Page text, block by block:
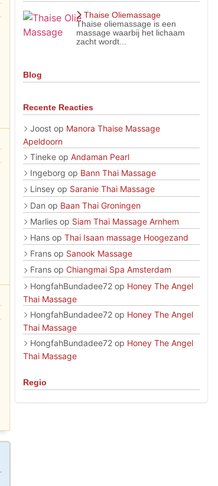
Thaise Oliemassage
Thaise oliemassage is een
massage waarbij het lichaam
zacht wordt...
Blog
Recente Reacties
Joostop Manora Thaise Massage
Apeldoorn
Tinekeop Andaman Pearl
Ingeborg op Bann Thai Massage
Linsey op Saranie Thai Massage
Dan op Baan Thai Groningen
Marliesop Siam Thai Massage Arnhem
Hansop Thai Isaan massage Hoogezand
Fransop Sanook Massage
Fransop Chiangmai Spa Amsterdam
HongfahBundadee72op Honey The Angel
Thai Massage
HongfahBundadee72op Honey The Angel
Thai Massage
HongfahBundadee72op Honey The Angel
Thai Massage
Regio